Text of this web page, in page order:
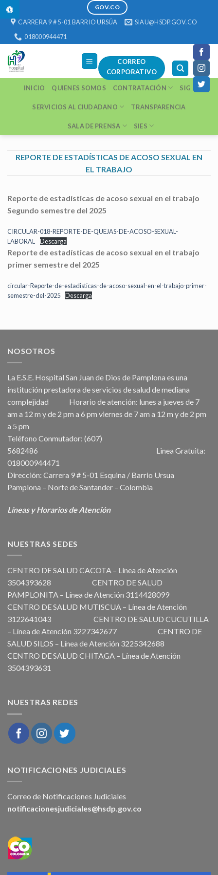
Skip
to
GOV.CO
CARRERA 9 # 5-01 BARRIO URSÚA
SIAU@HSDP.GOV.CO
018000944471
CORREO
CORPORATIVO
INICIO QUIENES SOMOS CONTRATACIÓN SIG
SERVICIOS AL CIUDADANO TRANSPARENCIA
SALA DE PRENSA SIES
REPORTE DE ESTADÍSTICAS DE ACOSO SEXUAL EN
EL TRABAJO
Reporte de estadísticas de acoso sexual en el trabajo
Segundo semestre del 2025
CIRCULAR-018-REPORTE-DE-QUEJAS-DE-ACOSO-SEXUAL-
LABORAL
Descarga
Reporte de estadísticas de acoso sexual en el trabajo
primer semestre del 2025
circular-Reporte-de-estadisticas-de-acoso-sexual-en-el-trabajo-primer-
semestre-del-2025
Descarga
NOSOTROS
La E.S.E. Hospital San Juan de Dios de Pamplona es una
institución prestadora de servicios de salud de mediana
complejidad Horario de atención: lunes a jueves de 7
am a 12 m y de 2 pm a 6 pm viernes de 7 am a 12 m y de 2 pm
a 5 pm
Teléfono Conmutador: (607)
5682486 Linea Gratuita:
018000944471
Dirección: Carrera 9 # 5-01 Esquina / Barrio Ursua
Pamplona – Norte de Santander – Colombia
Líneas y Horarios de Atención
NUESTRAS SEDES
CENTRO DE SALUD CACOTA – Línea de Atención
3504393628 CENTRO DE SALUD
PAMPLONITA – Línea de Atención 3114428099
CENTRO DE SALUD MUTISCUA – Línea de Atención
3122641043 CENTRO DE SALUD CUCUTILLA
– Línea de Atención 3227342677 CENTRO DE
SALUD SILOS – Línea de Atención 3225342688
CENTRO DE SALUD CHITAGA – Línea de Atención
3504393631
NUESTRAS REDES
NOTIFICACIONES JUDICIALES
Correo de Notificaciones Judiciales
notificacionesjudiciales@hsdp.gov.co